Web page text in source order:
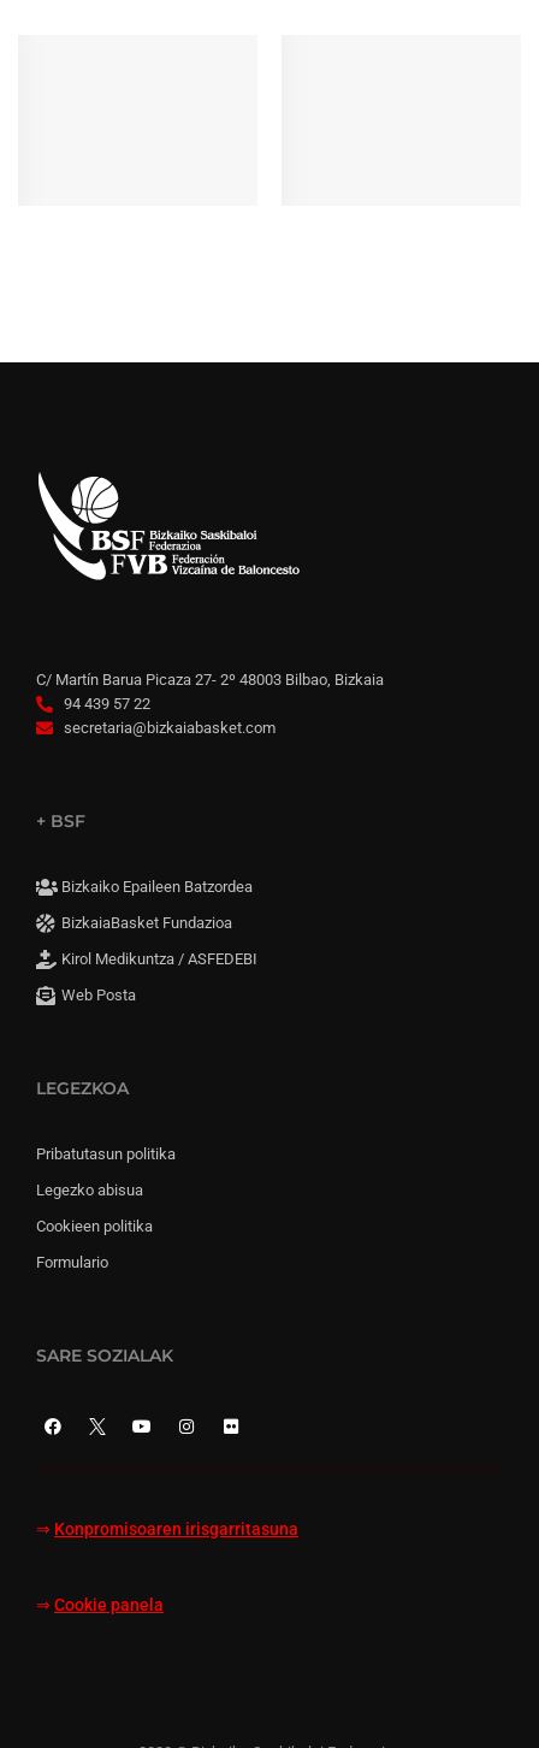
C/ Martín Barua Picaza 27- 2º 48003 Bilbao, Bizkaia
94 439 57 22
secretaria@bizkaiabasket.com
+ BSF
Bizkaiko Epaileen Batzordea
BizkaiaBasket Fundazioa
Kirol Medikuntza / ASFEDEBI
Web Posta
LEGEZKOA
Pribatutasun politika
Legezko abisua
Cookieen politika
Formulario
SARE SOZIALAK
⇒ Konpromisoaren irisgarritasuna
⇒ Cookie panela